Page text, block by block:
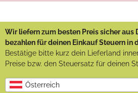
Wir liefern zum besten Preis sicher aus
bezahlen für deinen Einkauf Steuern in
Bestätige bitte kurz dein Lieferland
Preise bzw. den Steuersatz für deinen
Österreich